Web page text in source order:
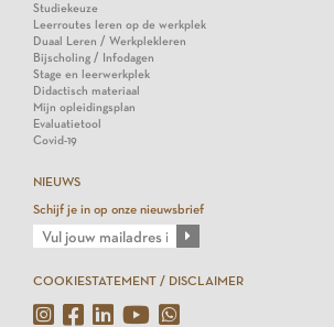
Studiekeuze
Leerroutes leren op de werkplek
Duaal Leren / Werkplekleren
Bijscholing / Infodagen
Stage en leerwerkplek
Didactisch materiaal
Mijn opleidingsplan
Evaluatietool
Covid-19
NIEUWS
Schijf je in op onze nieuwsbrief
COOKIESTATEMENT / DISCLAIMER